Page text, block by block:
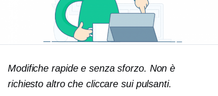
Modifiche rapide e senza sforzo. Non è
richiesto altro che cliccare sui pulsanti.